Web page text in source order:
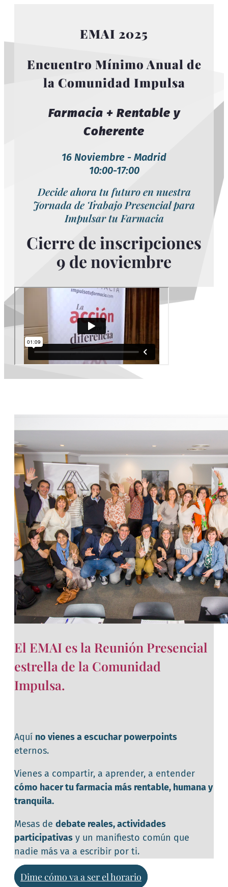
EMAI 2025
Encuentro Mínimo Anual de
la Comunidad Impulsa
Farmacia + Rentable y
Coherente
16 Noviembre - Madrid
10:00-17:00
Decide ahora tu futuro en nuestra
Jornada de Trabajo Presencial para
Impulsar tu Farmacia
Cierre de inscripciones
9 de noviembre
El EMAI es la Reunión Presencial
estrella de la Comunidad
Impulsa.
Aquí no vienes a escuchar powerpoints
eternos.
Vienes a compartir, a aprender, a entender
cómo hacer tu farmacia más rentable, humana y
tranquila.
Mesas de debate reales, actividades
participativas y un manifiesto común que
nadie más va a escribir por ti.
Dime cómo va a ser el horario